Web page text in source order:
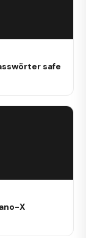
safe
X